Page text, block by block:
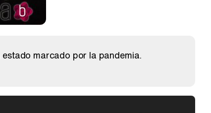
marcado por la pandemia.